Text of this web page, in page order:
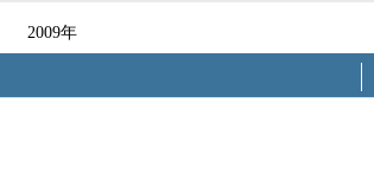
2009年